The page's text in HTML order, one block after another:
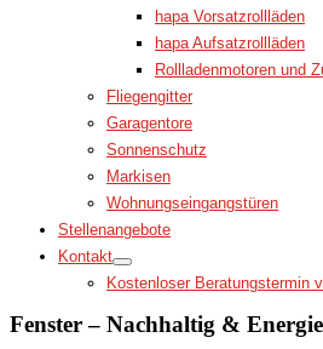
hapa Vorsatzrollläden
hapa Aufsatzrollläden
Rollladenmotoren und
Fliegengitter
Garagentore
Sonnenschutz
Markisen
Wohnungseingangstüren
Stellenangebote
Kontakt
Kostenloser Beratungstermin
Fenster – Nachhaltig &